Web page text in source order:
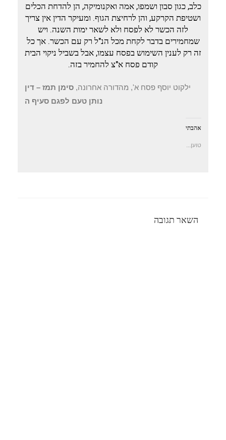
כלב, כגון סבון ושמפו, אמה ואקנומיקה, הן להדחת הכלים
ושטיפת הקרקע, והן לרחיצת הגוף. ומעיקר הדין אין צריך
לזה הכשר לא לפסח ולא לשאר ימות השנה. ויש
שמחמירים בדבר לקחת מכל הנ"ל רק עם הכשר. אך כל
זה רק לענין השימוש בפסח עצמו, אבל בשביל ניקוי הבית
קודם פסח א"צ להחמיר בזה.
ילקוט יוסף פסח א', מהדורה אחרונה, סימן תמז – דין
נותן טעם לפגם סעיף ה
אהבתי
טוען...
השאר תגובה